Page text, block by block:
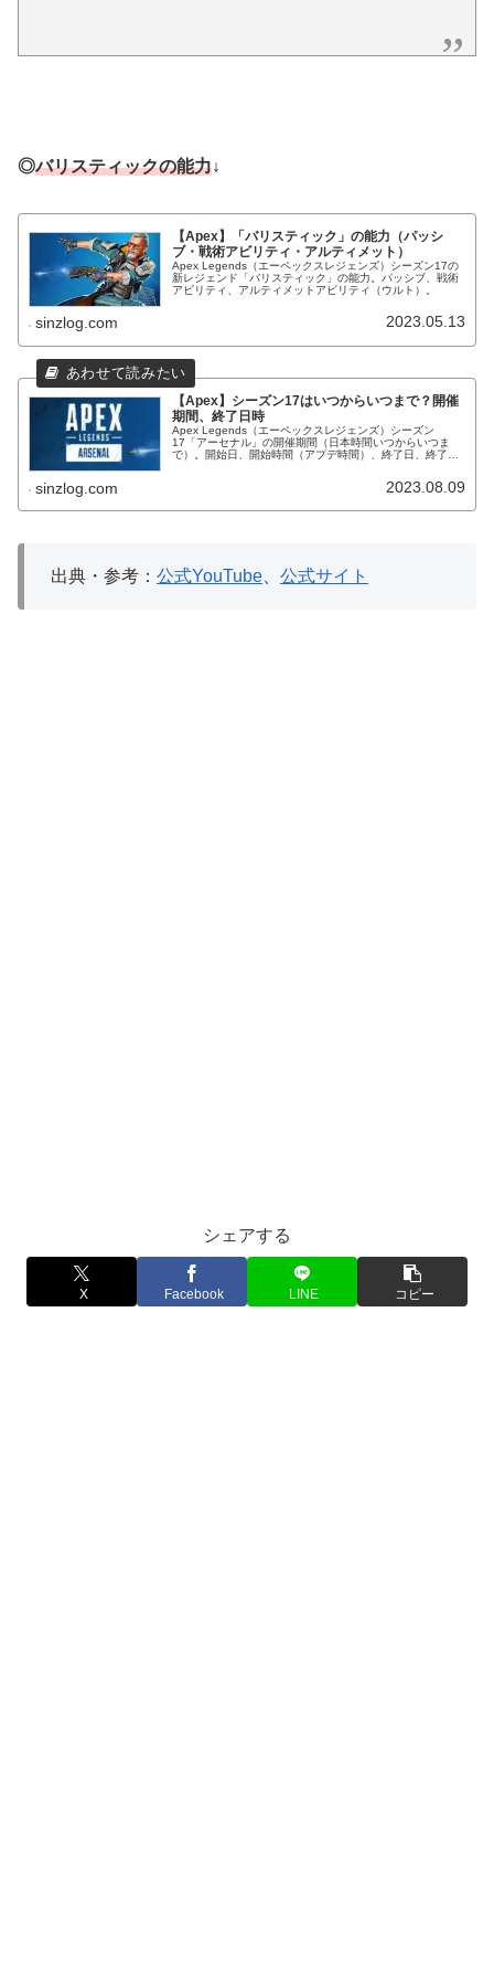
◎バリスティックの能力↓
【Apex】「バリスティック」の能力（パッシ
ブ・戦術アビリティ・アルティメット）
Apex Legends（エーペックスレジェンズ）シーズン17の
新レジェンド「バリスティック」の能力。パッシブ、戦術
アビリティ、アルティメットアビリティ（ウルト）。
sinzlog.com 2023.05.13
【Apex】シーズン17はいつからいつまで？開催
期間、終了日時
Apex Legends（エーペックスレジェンズ）シーズン
17「アーセナル」の開催期間（日本時間いつからいつま
で）。開始日、開始時間（アプデ時間）、終了日、終了時
sinzlog.com 2023.08.09
出典・参考： 公式YouTube 公式サイト
シェアする
X Facebook LINE コピー